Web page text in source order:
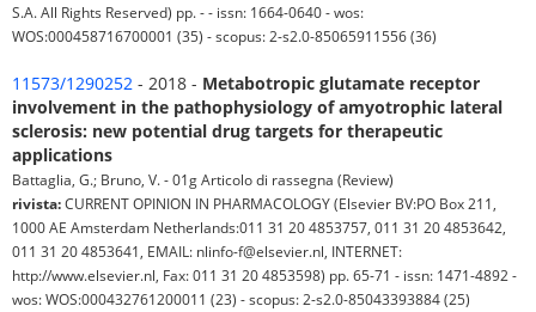
S.A. All Rights Reserved) pp. - - issn: 1664-0640 - wos:
WOS:000458716700001 (35) - scopus: 2-s2.0-85065911556 (36)
11573/1290252 - 2018 - Metabotropic glutamate receptor
involvement in the pathophysiology of amyotrophic lateral
sclerosis: new potential drug targets for therapeutic
applications
Battaglia, G.; Bruno, V. - 01g Articolo di rassegna (Review)
rivista:CURRENT OPINION IN PHARMACOLOGY (Elsevier BV:PO Box 211,
1000 AE Amsterdam Netherlands:011 31 20 4853757, 011 31 20 4853642,
011 31 20 4853641, EMAIL: nlinfo-f@elsevier.nl, INTERNET:
http://www.elsevier.nl, Fax: 011 31 20 4853598) pp. 65-71 - issn: 1471-4892 -
wos: WOS:000432761200011 (23) - scopus: 2-s2.0-85043393884 (25)